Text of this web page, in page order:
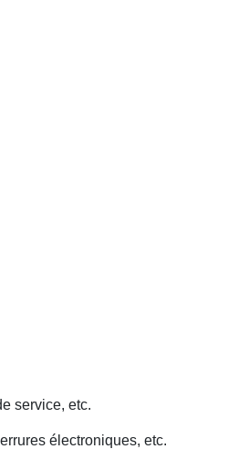
service, etc.
électroniques, etc.